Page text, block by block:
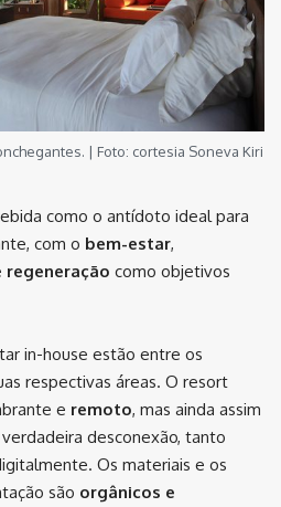
| Foto: cortesia Soneva Kiri
como o antídoto ideal para
com o bem-estar,
regeneração como objetivos
in-house estão entre os
respectivas áreas. O resort
e remoto, mas ainda assim
desconexão, tanto
Os materiais e os
são orgânicos e